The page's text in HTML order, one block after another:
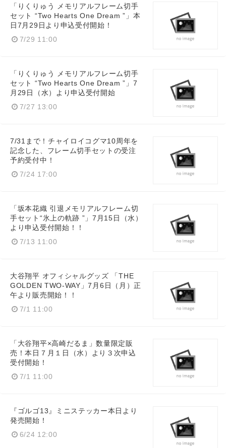
「りくりゅう メモリアルフレーム切手
セット “Two Hearts One Dream ”」本
日7月29日より申込受付開始！
7/29 11:00
「りくりゅう メモリアルフレーム切手
セット “Two Hearts One Dream ”」7
月29日（水）より申込受付開始
7/27 13:00
7/31まで！チャイロイコグマ10周年を
記念した、フレーム切手セットの受注
予約受付中！
7/24 17:00
「坂本花織 引退メモリアルフレーム切
手セット“氷上の軌跡 ”」7月15日（水）
より申込受付開始！！
7/13 11:00
大谷翔平 オフィシャルグッズ 「THE
GOLDEN TWO-WAY」7月6日（月）正
午より販売開始！！
7/1 11:00
「大谷翔平×高崎だるま」数量限定販
売！本日７月１日（水）より３次申込
受付開始！
7/1 11:00
『ゴルゴ13』ミニステッカー本日より
発売開始！
6/24 12:00